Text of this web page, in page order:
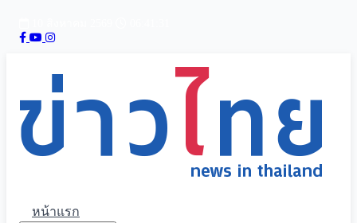
หน้าแรก